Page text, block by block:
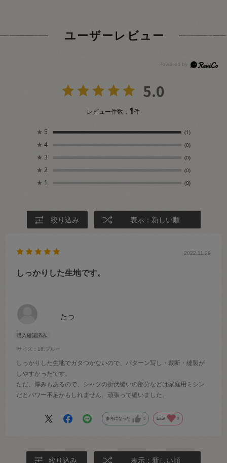
ユーザーレビュー
5.0
レビュー件数： 1件
★ 5 (1)
★ 4 (0)
★ 3 (0)
★ 2 (0)
★ 1 (0)
絞り込み 表示：新しい順
たつ
サイズ：16.ブルー
2022.11.29
しっかりした生地です。
しっかりした生地でガタつかないので、パターン写し・裁断・縫製が
しやすかったです。
ただ、厚みもあるので、シャツの折伏縫いの部分などは家庭用ミシン
だとパワー不足かもしれません。頑張って縫いました。
参考になった 3 Like! 0
絞り込み 表示：新しい順